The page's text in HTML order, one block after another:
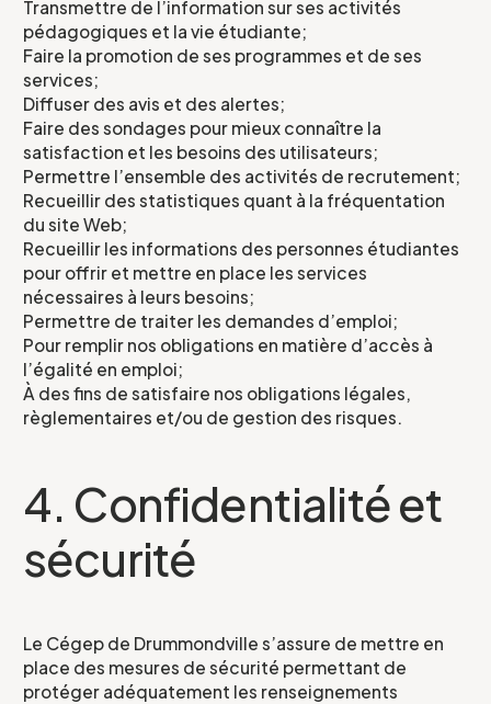
Transmettre de l’information sur ses activités
pédagogiques et la vie étudiante;
Faire la promotion de ses programmes et de ses
services;
Diffuser des avis et des alertes;
Faire des sondages pour mieux connaître la
satisfaction et les besoins des utilisateurs;
Permettre l’ensemble des activités de recrutement;
Recueillir des statistiques quant à la fréquentation
du site Web;
Recueillir les informations des personnes étudiantes
pour offrir et mettre en place les services
nécessaires à leurs besoins;
Permettre de traiter les demandes d’emploi;
Pour remplir nos obligations en matière d’accès à
l’égalité en emploi;
À des fins de satisfaire nos obligations légales,
règlementaires et/ou de gestion des risques.
4. Confidentialité et
sécurité
Le Cégep de Drummondville s’assure de mettre en
place des mesures de sécurité permettant de
protéger adéquatement les renseignements